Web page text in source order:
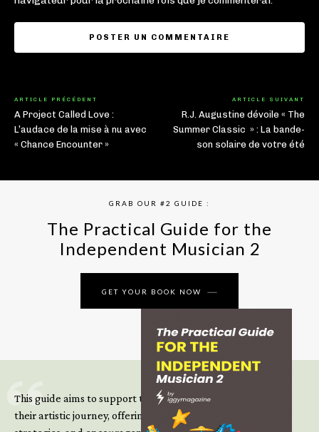
ARTICLE PRÉCÉDENT
A Project Called Love :
L’audace de la mise à nu avec
« Chance Encounter »
ARTICLE SUIVANT
R.J. Augustine dévoile « The
Summer Classic » : La bande-
son solaire de votre été
GRAB OUR #2 GUIDE :
The Practical Guide for the
Independent Musician 2
GET YOUR BOOK NOW
This guide aims to support those climbing the next steps of
their artistic journey, offering practical insight, updated